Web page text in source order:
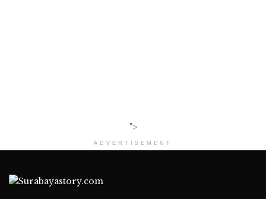
">
ADVERTISEMENT